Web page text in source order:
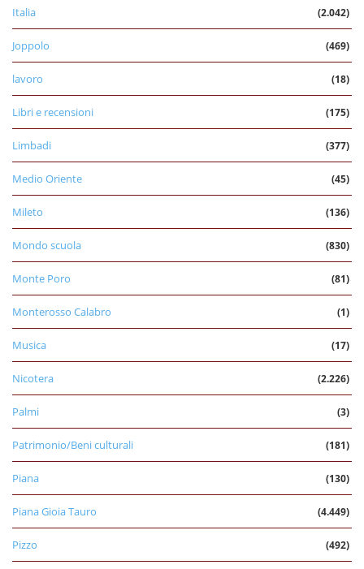
Italia (2.042)
Joppolo (469)
lavoro (18)
Libri e recensioni (175)
Limbadi (377)
Medio Oriente (45)
Mileto (136)
Mondo scuola (830)
Monte Poro (81)
Monterosso Calabro (1)
Musica (17)
Nicotera (2.226)
Palmi (3)
Patrimonio/Beni culturali (181)
Piana (130)
Piana Gioia Tauro (4.449)
Pizzo (492)